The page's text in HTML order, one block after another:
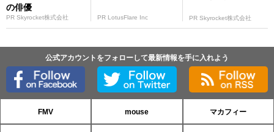
の俳優
PR Skyrocket株式会社 PR LotusFlare Inc PR Skyrocket株式会社
公式アカウントをフォローして最新情報を手に入れよう
FMV mouse マカフィー